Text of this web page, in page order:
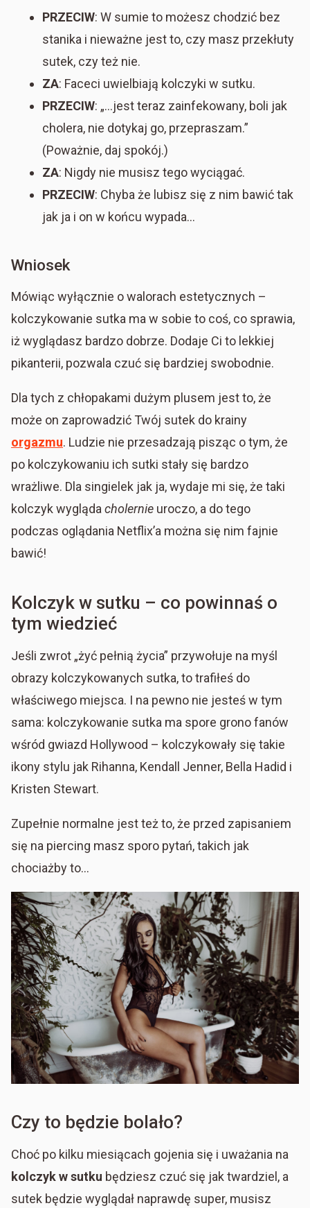
PRZECIW: W sumie to możesz chodzić bez
stanika i nieważne jest to, czy masz przekłuty
sutek, czy też nie.
ZA: Faceci uwielbiają kolczyki w sutku.
PRZECIW: „…jest teraz zainfekowany, boli jak
cholera, nie dotykaj go, przepraszam.”
(Poważnie, daj spokój.)
ZA: Nigdy nie musisz tego wyciągać.
PRZECIW: Chyba że lubisz się z nim bawić tak
jak ja i on w końcu wypada…
Wniosek
Mówiąc wyłącznie o walorach estetycznych –
kolczykowanie sutka ma w sobie to coś, co sprawia,
iż wyglądasz bardzo dobrze. Dodaje Ci to lekkiej
pikanterii, pozwala czuć się bardziej swobodnie.
Dla tych z chłopakami dużym plusem jest to, że
może on zaprowadzić Twój sutek do krainy
orgazmu. Ludzie nie przesadzają pisząc o tym, że
po kolczykowaniu ich sutki stały się bardzo
wrażliwe. Dla singielek jak ja, wydaje mi się, że taki
kolczyk wygląda cholernie uroczo, a do tego
podczas oglądania Netflix’a można się nim fajnie
bawić!
Kolczyk w sutku – co powinnaś o
tym wiedzieć
Jeśli zwrot „żyć pełnią życia” przywołuje na myśl
obrazy kolczykowanych sutka, to trafiłeś do
właściwego miejsca. I na pewno nie jesteś w tym
sama: kolczykowanie sutka ma spore grono fanów
wśród gwiazd Hollywood – kolczykowały się takie
ikony stylu jak Rihanna, Kendall Jenner, Bella Hadid i
Kristen Stewart.
Zupełnie normalne jest też to, że przed zapisaniem
się na piercing masz sporo pytań, takich jak
chociażby to…
Czy to będzie bolało?
Choć po kilku miesiącach gojenia się i uważania na
kolczyk w sutku będziesz czuć się jak twardziel, a
sutek będzie wyglądał naprawdę super, musisz